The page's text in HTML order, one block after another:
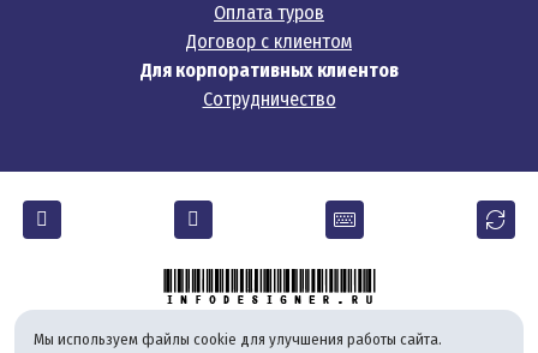
Оплата туров
Договор с клиентом
Для корпоративных клиентов
Сотрудничество
Мы используем файлы cookie для улучшения работы сайта.